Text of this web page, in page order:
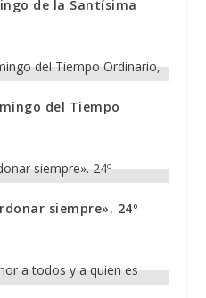
de la Santísima
del Tiempo
siempre». 24º